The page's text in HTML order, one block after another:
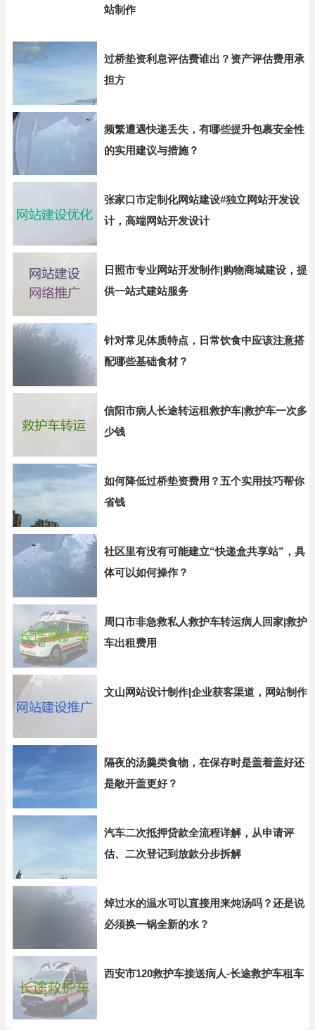
站制作
过桥垫资利息评估费谁出？资产评估费用承
担方
频繁遭遇快递丢失，有哪些提升包裹安全性
的实用建议与措施？
张家口市定制化网站建设#独立网站开发设
计，高端网站开发设计
日照市专业网站开发制作|购物商城建设，提
供一站式建站服务
针对常见体质特点，日常饮食中应该注意搭
配哪些基础食材？
信阳市病人长途转运租救护车|救护车一次多
少钱
如何降低过桥垫资费用？五个实用技巧帮你
省钱
社区里有没有可能建立“快递盒共享站”，具
体可以如何操作？
周口市非急救私人救护车转运病人回家|救护
车出租费用
文山网站设计制作|企业获客渠道，网站制作
隔夜的汤羹类食物，在保存时是盖着盖好还
是敞开盖更好？
汽车二次抵押贷款全流程详解，从申请评
估、二次登记到放款分步拆解
焯过水的温水可以直接用来炖汤吗？还是说
必须换一锅全新的水？
西安市120救护车接送病人-长途救护车租车